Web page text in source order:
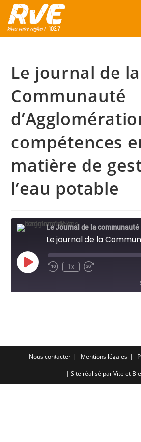
Skip
content
Le journal de la
Communauté
compétences
matière de
l’eau potable
Le Journal de la communauté
Play
Episode
1x
EMBEDNous contacter Mentions légales
| Site réalisé parVite et